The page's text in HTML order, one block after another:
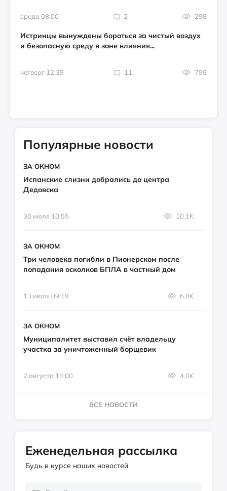
среда 08:00 2 298
Истринцы вынуждены бороться за чистый воздух
и безопасную среду в зоне влияния...
четверг 12:39 11 796
Популярные новости
ЗА ОКНОМ
Испанские слизни добрались до центра
Дедовска
30 июля 10:55 10.1K
ЗА ОКНОМ
Три человека погибли в Пионерском после
попадания осколков БПЛА в частный дом
13 июля 09:19 6.8K
ЗА ОКНОМ
Муниципалитет выставил счёт владельцу
участка за уничтоженный борщевик
2 августа 14:00 4.0K
ВСЕ НОВОСТИ
Еженедельная рассылка
Будь в курсе наших новостей